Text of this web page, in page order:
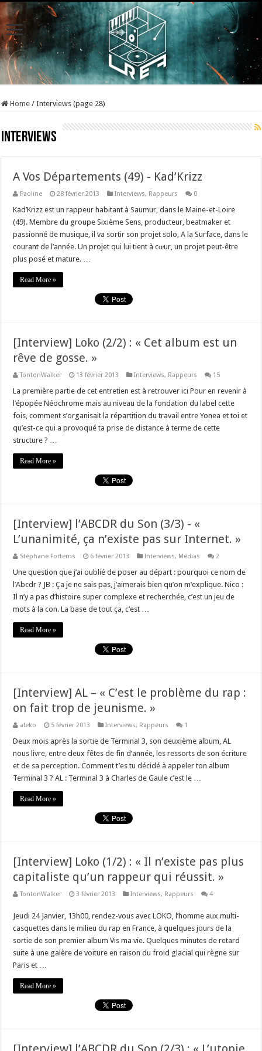
Home / Interviews (page 28)
Interviews
A Vos Départements (49) - Kad’Krizz
Paoline 28 février 2013 Interviews, Rappeurs 0
Kad’Krizz est un rappeur habitant à Saumur, dans le Maine-et-Loire
(49). Membre du groupe Sixième Sens, producteur, beatmaker et
passionné de musique, il va sortir son projet solo, A la Surface, dans le
courant de l’année. Un projet qui lui tient à cœur, un projet peut-être
plus posé et mature. …
Read More »
[Interview] Loko (2/2) : « Cet album est un
rêve de gosse. »
TontonWalker 13 février 2013 Interviews, Rappeurs 15
La première partie de cet entretien est à retrouver ici Pour en revenir à
l’épopée Néochrome mais au niveau de la fondation du label cette
fois, comment s’organisait la répartition du travail entre Yonea et toi et
qu’est-ce qui a provoqué ta prise de distance à terme de cette
structure ? …
Read More »
[Interview] l’ABCDR du Son (3/3) - «
L’unanimité, ça n’existe pas sur Internet. »
Stéphane Fortems 6 février 2013 Interviews, Médias 2
Une question que j’ai oublié de poser au départ : pourquoi ce nom de
l’Abcdr ? JB : Ça je ne sais pas, j’aimerais bien qu’on m’explique. Nico :
Il n’y a pas d’histoire super complexe et recherchée, c’est un jeu de
mots à la con. La base de tout ça, c’est …
Read More »
[Interview] AL – « C’est le problème du rap :
on fait trop de jeunisme. »
aleko 5 février 2013 Interviews, Rappeurs 1
Deux mois après la sortie de Terminal 3, son deuxième album, AL
nous livre, entre deux fêtes de fin d’année, les ressorts de son écriture
et de sa perception. Comment t’es tu décidé à appeler ton album
Terminal 3 ? AL : Terminal 3 à Charles de Gaule c’est le …
Read More »
[Interview] Loko (1/2) : « Il n’existe pas plus
capitaliste qu’un rappeur qui réussit. »
TontonWalker 3 février 2013 Interviews, Rappeurs 4
Jeudi 24 Janvier, 13h00, rendez-vous avec LOKO, l’homme aux multi-
casquettes dans le milieu du rap en France, à quelques jours de la
sortie de son premier album Vis ma vie. Quelques minutes de retard
suite à une galère de voiture en raison du froid glacial qui règne sur
Paris et …
Read More »